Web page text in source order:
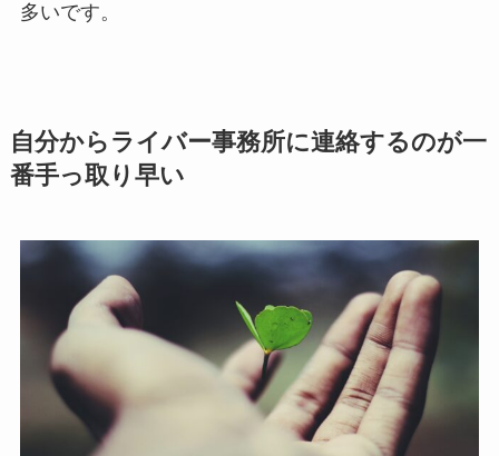
多いです。
自分からライバー事務所に連絡するのが一
番手っ取り早い